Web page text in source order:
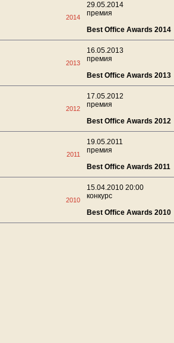
2014
29.05.2014
премия
Best Office Awards 2014
2013
16.05.2013
премия
Best Office Awards 2013
2012
17.05.2012
премия
Best Office Awards 2012
2011
19.05.2011
премия
Best Office Awards 2011
2010
15.04.2010 20:00
конкурс
Best Office Awards 2010